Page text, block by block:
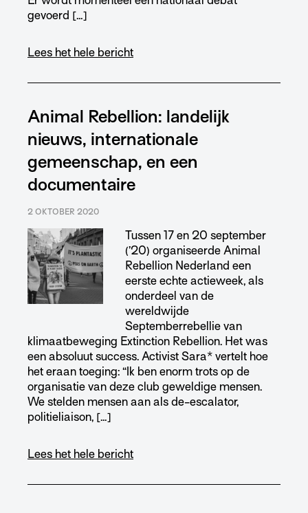
gevoerd […]
Lees het hele bericht
Animal Rebellion: landelijk
nieuws, internationale
gemeenschap, en een
documentaire
2 OKTOBER 2020
Tussen 17 en 20 september
(’20) organiseerde Animal
Rebellion Nederland een
eerste echte actieweek, als
onderdeel van de
wereldwijde
Septemberrebellie van
klimaatbeweging Extinction Rebellion. Het was
een absoluut success. Activist Sara* vertelt hoe
het eraan toeging: “Ik ben enorm trots op de
organisatie van deze club geweldige mensen.
We stelden mensen aan als de-escalator,
politieliaison, […]
Lees het hele bericht